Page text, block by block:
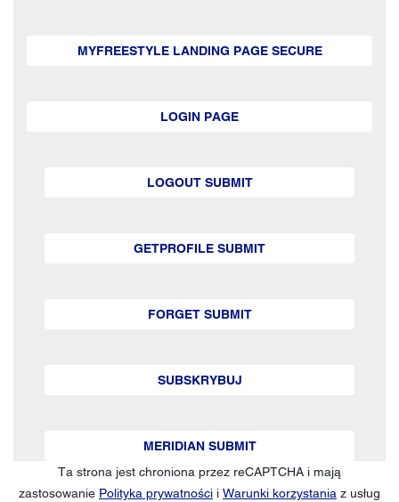
MYFREESTYLE LANDING PAGE SECURE
LOGIN PAGE
LOGOUT SUBMIT
GETPROFILE SUBMIT
FORGET SUBMIT
SUBSKRYBUJ
MERIDIAN SUBMIT
Ta strona jest chroniona przez reCAPTCHA i mają
zastosowanie Polityka prywatności i Warunki korzystania z usług